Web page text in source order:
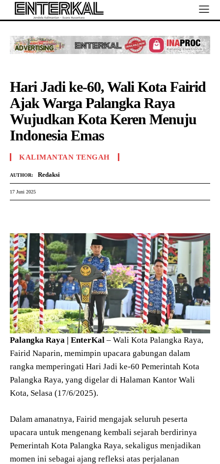
Hari Jadi ke-60, Wali Kota Fairid
Ajak Warga Palangka Raya
Wujudkan Kota Keren Menuju
Indonesia Emas
KALIMANTAN TENGAH
AUTHOR: Redaksi
17 Juni 2025
Palangka Raya | EnterKal – Wali Kota Palangka Raya,
Fairid Naparin, memimpin upacara gabungan dalam
rangka memperingati Hari Jadi ke-60 Pemerintah Kota
Palangka Raya, yang digelar di Halaman Kantor Wali
Kota, Selasa (17/6/2025).
Dalam amanatnya, Fairid mengajak seluruh peserta
upacara untuk mengenang kembali sejarah berdirinya
Pemerintah Kota Palangka Raya, sekaligus menjadikan
momen ini sebagai ajang refleksi atas perjalanan